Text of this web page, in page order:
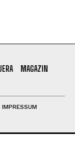
MAGAZIN
IMPRESSUM